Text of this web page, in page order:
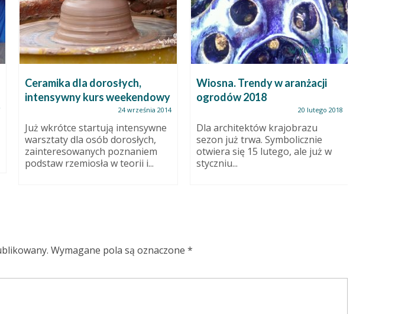
Ceramika dla dorosłych,
intensywny kurs weekendowy
24 września 2014
Już wkrótce startują intensywne
warsztaty dla osób dorosłych,
zainteresowanych poznaniem
podstaw rzemiosła w teorii i...
Wiosna. Trendy w aranżacji
ogrodów 2018
20 lutego 2018
Dla architektów krajobrazu
sezon już trwa. Symbolicznie
otwiera się 15 lutego, ale już w
styczniu...
Wymagane pola są oznaczone *